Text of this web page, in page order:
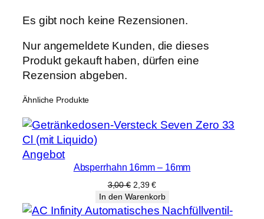
u
M
e
n
e
Es gibt noch keine Rezensionen.
Nur angemeldete Kunden, die dieses
Produkt gekauft haben, dürfen eine
Rezension abgeben.
Ähnliche Produkte
AngebotProdukt
imAbsperrhahn 16mm – 16mm
3,00€ Ursprünglicher
Preis
war:
2,39€Aktueller
Preis
ist:
In den Warenkorb